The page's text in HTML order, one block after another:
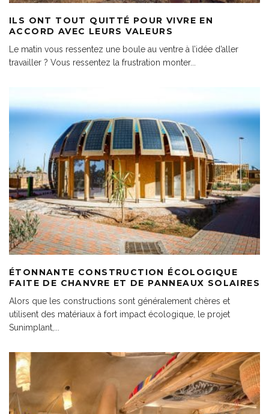
ILS ONT TOUT QUITTÉ POUR VIVRE EN
ACCORD AVEC LEURS VALEURS
Le matin vous ressentez une boule au ventre à l’idée d’aller
travailler ? Vous ressentez la frustration monter...
ÉTONNANTE CONSTRUCTION ÉCOLOGIQUE
FAITE DE CHANVRE ET DE PANNEAUX SOLAIRES
Alors que les constructions sont généralement chères et
utilisent des matériaux à fort impact écologique, le projet
Sunimplant,